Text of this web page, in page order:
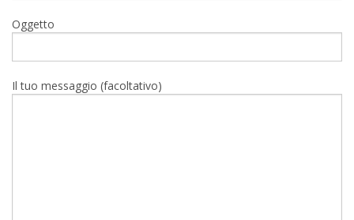
Oggetto
Il tuo messaggio (facoltativo)